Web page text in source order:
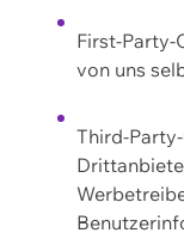
First-Party-
von uns
Third-